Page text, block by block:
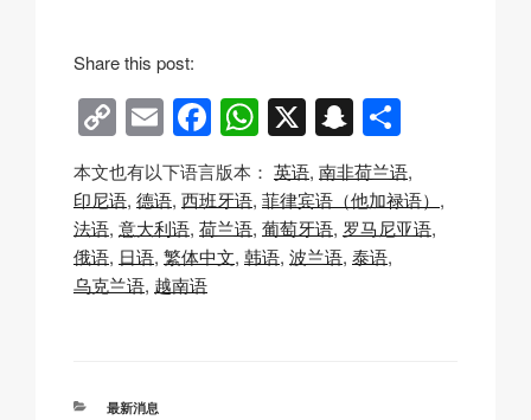
Share this post:
C
o
p
y
Li
n
E
m
ail
F
a
c
e
b
W
h
at
s
A
X S
n
a
p
c
享
本文也有以下语言版本： 英语 南非荷兰语
印尼语 德语 西班牙语 菲律宾语（他加禄语）
法语 意大利语 荷兰语 葡萄牙语 罗马尼亚语
俄语 日语 繁体中文 韩语 波兰语 泰语
乌克兰语 越南语
分
最新消息